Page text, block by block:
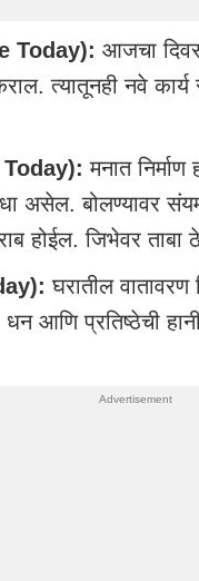
Today): आजचा दिवस
त्यातूनही नवे
मनात
असेल. बोलण्यावर
होईल. जिभेवर ताबा
घरातील वातावरण
धन आणि प्रतिष्ठेची